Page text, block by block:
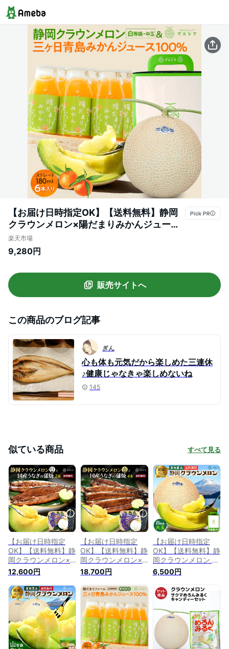
【お届け日時指定OK】【送料無料】静岡
クラウンメロン×陽だまりみかんジュース
セット (クラウンメロン白等級 1玉 (静岡県
産) 陽だまりみかんジュース(180ml) 6本)
楽天市場
9,280円
販売サイトへ
この商品のブログ記事
ぎん
心も体も元気だから楽しめた三連休
♪健康じゃなきゃ楽しめないね
145
似ている商品 すべて見る
【お届け日時指定
OK】【送料無料】静
岡クラウンメロン×
うなぎ蒲焼 (クラウ
ンメロン白等級 1玉
(静岡県産) うなぎ蒲
焼 2本)ガラス温室栽
培
12,600円
【お届け日時指定
OK】【送料無料】静
岡クラウンメロン×
うなぎ蒲焼 (クラウ
ンメロン山等級 1玉
(静岡県産) うなぎ蒲
焼 4本)ガラス温室栽
培
18,700円
【お届け日時指定
OK】【送料無料】静
岡クラウンメロン 白
等級 1.4kg前後 1玉
ガラス温室栽培 化粧
箱入り 静岡県産
6,500円